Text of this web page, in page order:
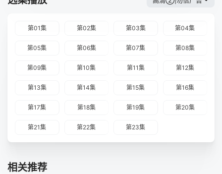
第01集 第02集 第03集 第04集
第05集 第06集 第07集 第08集
第09集 第10集 第11集 第12集
第13集 第14集 第15集 第16集
第17集 第18集 第19集 第20集
第21集 第22集 第23集
相关推荐